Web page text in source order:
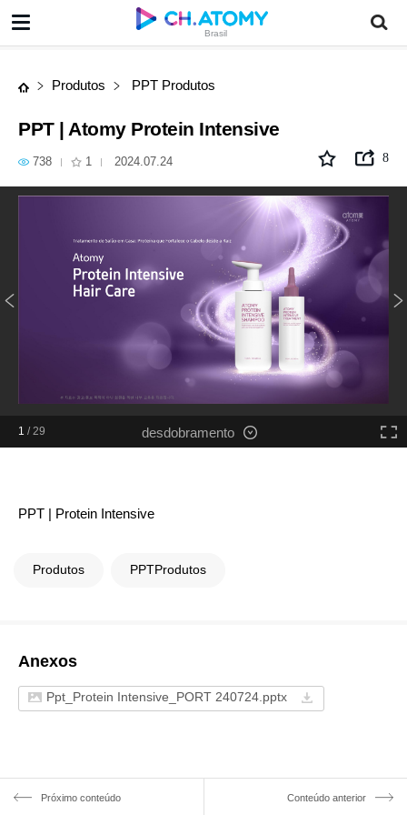
Brasil
PPT | Atomy Protein Intensive
Produtos PPT Produtos
PPT | Atomy Protein Intensive
738 1 2024.07.24 8
1 /29 desdobramento
PPT | Protein Intensive
Produtos PPTProdutos
Anexos
Ppt_Protein Intensive_PORT 240724.pptx
Próximo conteúdo Conteúdo anterior